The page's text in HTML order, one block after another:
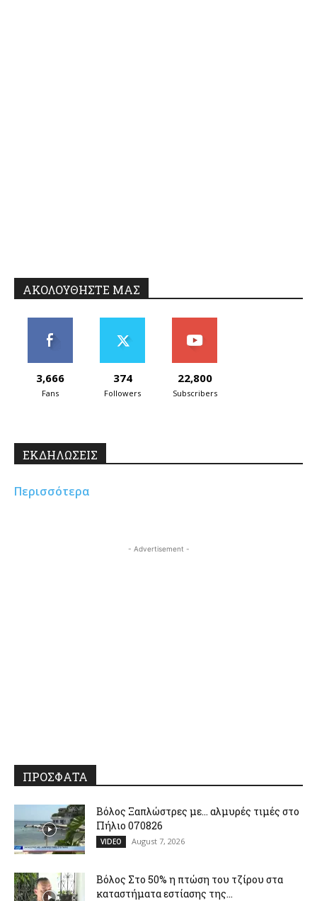
ΑΚΟΛΟΥΘΗΣΤΕ ΜΑΣ
3,666
Fans
374
Followers
22,800
Subscribers
ΕΚΔΗΛΩΣΕΙΣ
Περισσότερα
- Advertisement -
ΠΡΟΣΦΑΤΑ
Βόλος Ξαπλώστρες με… αλμυρές τιμές στο
Πήλιο 070826
VIDEO August 7, 2026
Βόλος Στο 50% η πτώση του τζίρου στα
καταστήματα εστίασης της...